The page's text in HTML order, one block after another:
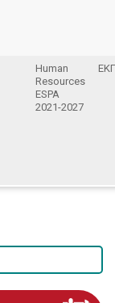
Human
Resources
ESPA
2021-2027